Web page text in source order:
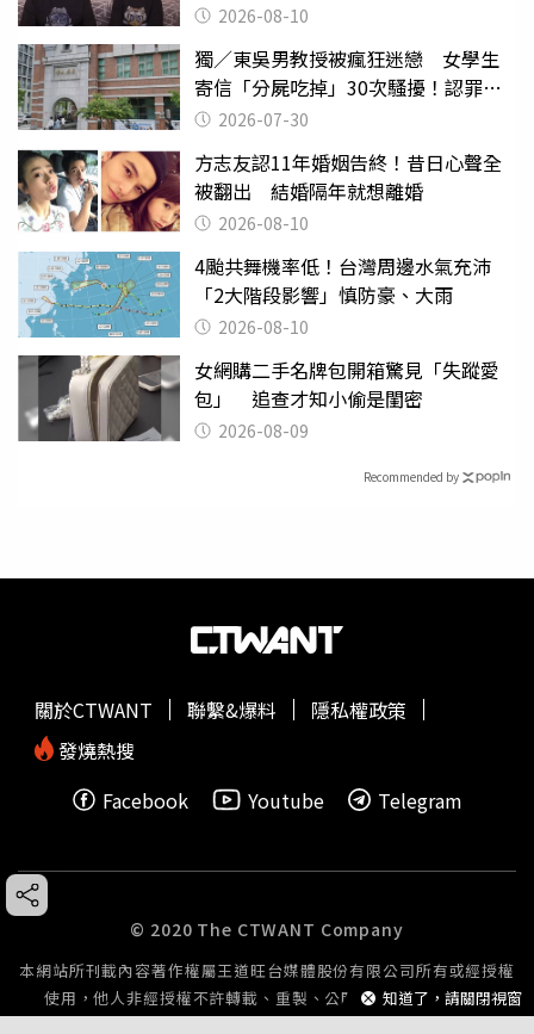
2026-08-10
獨／東吳男教授被瘋狂迷戀 女學生
寄信「分屍吃掉」30次騷擾！認罪免
關 2026-07-30
方志友認11年婚姻告終！昔日心聲全
被翻出 結婚隔年就想離婚
2026-08-10
4颱共舞機率低！台灣周邊水氣充沛
「2大階段影響」慎防豪、大雨
2026-08-10
女網購二手名牌包開箱驚見「失蹤愛
包」 追查才知小偷是閨密
2026-08-09
Recommended by
知道了，請關閉視窗
關於CTWANT 聯繫&爆料
隱私權政策
發燒熱搜
Facebook
Youtube Telegram
© 2020 The CTWANT Company
本網站所刊載內容著作權屬王道旺台媒體股份有限公司所有或經授權
使用，他人非經授權不許轉載、重製、公開播送或公開傳輸。